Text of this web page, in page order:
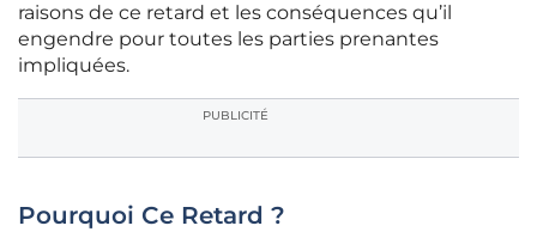
raisons de ce retard et les conséquences qu’il
engendre pour toutes les parties prenantes
impliquées.
PUBLICITÉ
Pourquoi Ce Retard ?